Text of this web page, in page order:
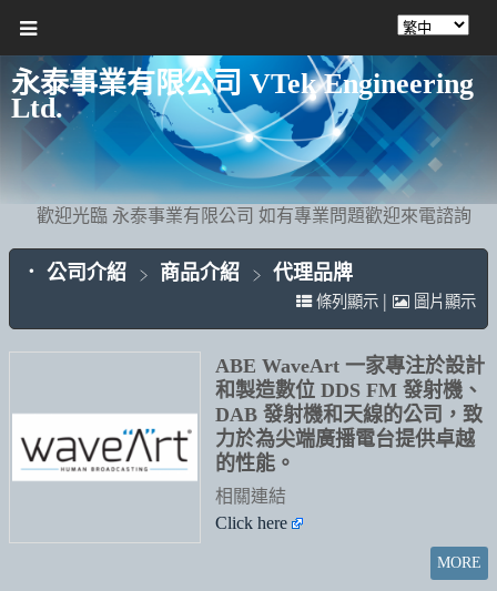
永泰事業有限公司 VTek Engineering
Ltd.
歡迎光臨 永泰事業有限公司 如有專業問題歡迎來電諮詢
公司介紹 商品介紹 代理品牌
條列顯示 | 圖片顯示
ABE WaveArt 一家專注於設計
和製造數位 DDS FM 發射機、
DAB 發射機和天線的公司，致
力於為尖端廣播電台提供卓越
的性能。
相關連結
Click here